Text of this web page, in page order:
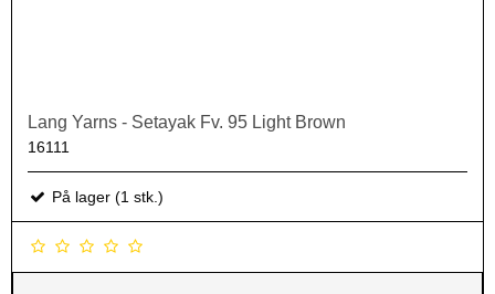
Lang Yarns - Setayak Fv. 95 Light Brown
16111
På lager (1 stk.)